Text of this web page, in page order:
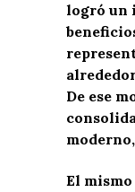
logró un
De ese
El